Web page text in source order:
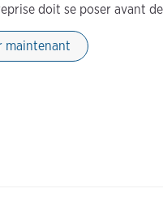
doit se poser avant
maintenant